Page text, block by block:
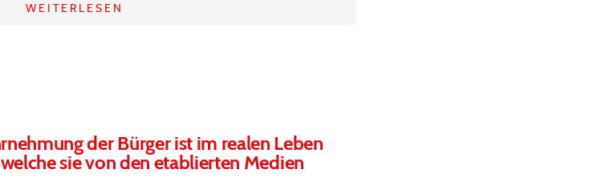
WEITERLESEN
der Bürger ist im realen Leben
sie von den etablierten Medien